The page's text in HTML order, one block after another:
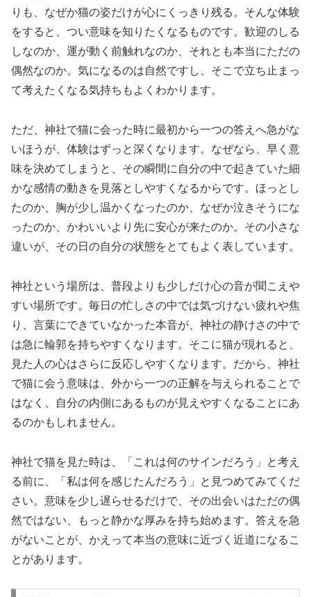
りも、なぜか猫の姿だけが心にくっきり残る。そんな体験
をすると、つい意味を知りたくなるものです。歓迎のしる
しなのか、運が動く前触れなのか、それとも本当にただの
偶然なのか。気になるのは自然ですし、そこで立ち止まっ
て考えたくなる気持ちもよくわかります。
ただ、神社で猫に会った時に最初から一つの答えへ急がな
いほうが、体験はずっと深くなります。なぜなら、早く意
味を決めてしまうと、その瞬間に自分の中で起きていた細
かな感情の動きを見落としやすくなるからです。ほっとし
たのか、胸が少し温かくなったのか、なぜか泣きそうにな
ったのか、かわいいより先に安心が来たのか。その小さな
違いが、その日の自分の状態をとてもよく表しています。
神社という場所は、普段よりも少しだけ心の音が聞こえや
すい場所です。毎日の忙しさの中では気づけない疲れや焦
り、言葉にできていなかった本音が、神社の静けさの中で
は急に輪郭を持ちやすくなります。そこに猫が現れると、
見た人の心はさらに反応しやすくなります。だから、神社
で猫に会う意味は、外から一つの正解を与えられることで
はなく、自分の内側にあるものが見えやすくなることにあ
るのかもしれません。
神社で猫を見た時は、「これは何のサインだろう」と考え
る前に、「私は何を感じたんだろう」と見つめてみてくだ
さい。意味を少し遅らせるだけで、その出会いはただの偶
然ではない、もっと静かな厚みを持ち始めます。答えを急
がないことが、かえって本当の意味に近づく近道になるこ
とがあります。